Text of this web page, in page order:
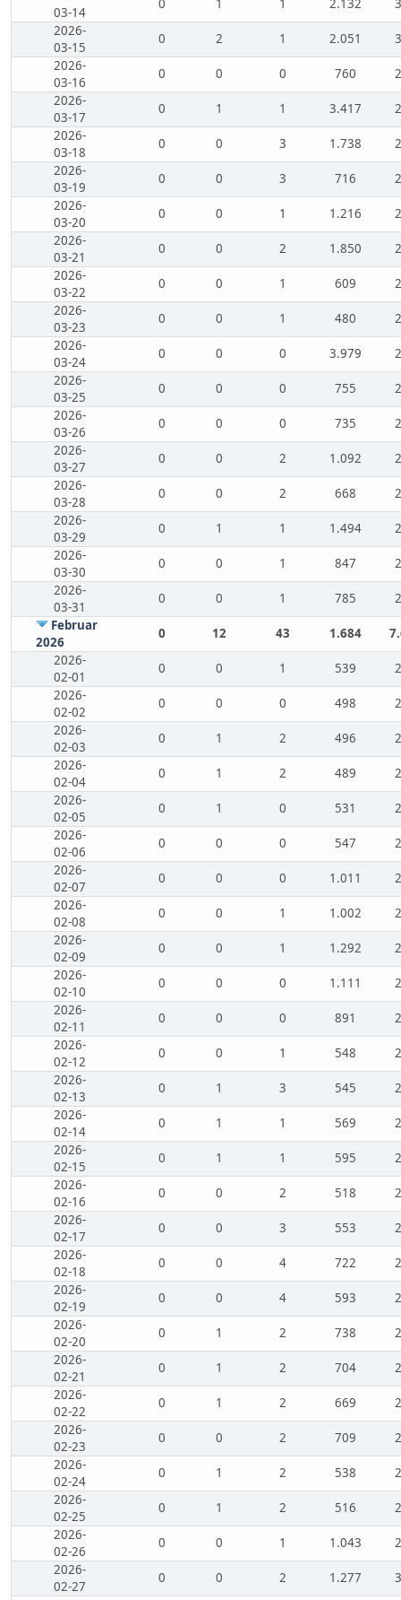
03-14
0 1 1 2.132
2026-
03-15
0 2 1 2.051
2026-
03-16
0 0 0 760
2026-
03-17
0 1 1 3.417
2026-
03-18
0 0 3 1.738
2026-
03-19
0 0 3 716
2026-
03-20
0 0 1 1.216
2026-
03-21
0 0 2 1.850
2026-
03-22
0 0 1 609
2026-
03-23
0 0 1 480
2026-
03-24
0 0 0 3.979
2026-
03-25
0 0 0 755
2026-
03-26
0 0 0 735
2026-
03-27
0 0 2 1.092
2026-
03-28
0 0 2 668
2026-
03-29
0 1 1 1.494
2026-
03-30
0 0 1 847
2026-
03-31
0 0 1 785
Februar
2026
0 12 43 1.684
2026-
02-01
0 0 1 539
2026-
02-02
0 0 0 498
2026-
02-03
0 1 2 496
2026-
02-04
0 1 2 489
2026-
02-05
0 1 0 531
2026-
02-06
0 0 0 547
2026-
02-07
0 0 0 1.011
2026-
02-08
0 0 1 1.002
2026-
02-09
0 0 1 1.292
2026-
02-10
0 0 0 1.111
2026-
02-11
0 0 0 891
2026-
02-12
0 0 1 548
2026-
02-13
0 1 3 545
2026-
02-14
0 1 1 569
2026-
02-15
0 1 1 595
2026-
02-16
0 0 2 518
2026-
02-17
0 0 3 553
2026-
02-18
0 0 4 722
2026-
02-19
0 0 4 593
2026-
02-20
0 1 2 738
2026-
02-21
0 1 2 704
2026-
02-22
0 1 2 669
2026-
02-23
0 0 2 709
2026-
02-24
0 1 2 538
2026-
02-25
0 1 2 516
2026-
02-26
0 0 1 1.043
2026-
02-27
0 0 2 1.277